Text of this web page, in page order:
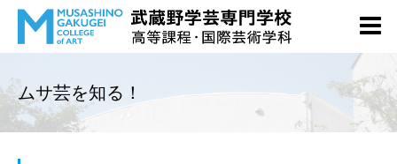
ムサ芸を知る！